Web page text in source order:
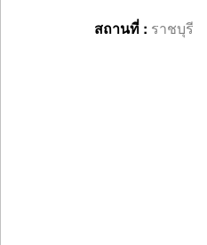
สถานที่ : ราชบุรี